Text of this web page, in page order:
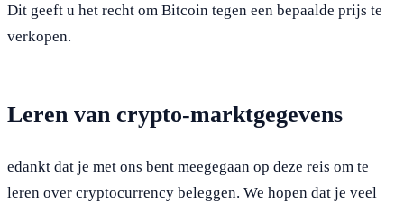
Dit geeft u het recht om Bitcoin tegen een bepaalde prijs te
verkopen.
Leren van crypto-marktgegevens
edankt dat je met ons bent meegegaan op deze reis om te
leren over cryptocurrency beleggen. We hopen dat je veel